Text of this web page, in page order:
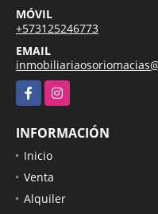
MÓVIL
+573125246773
EMAIL
FacebookInstagram
INFORMACIÓN
Inicio
Venta
Alquiler